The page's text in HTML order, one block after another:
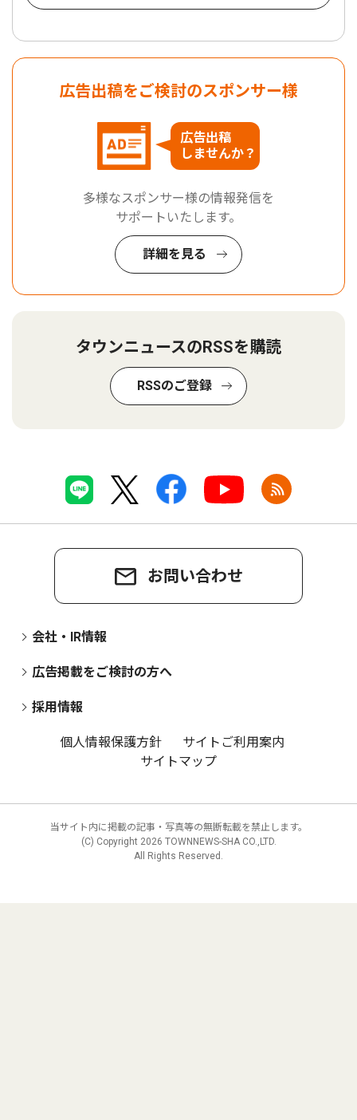
広告出稿をご検討のスポンサー様
広告出稿
しませんか？
多様なスポンサー様の情報発信を
サポートいたします。
詳細を見る
タウンニュースのRSSを購読
RSSのご登録
お問い合わせ
会社・IR情報
広告掲載をご検討の方へ
採用情報
個人情報保護方針
サイトご利用案内
サイトマップ
当サイト内に掲載の記事・写真等の無断転載を禁止します。
(C) Copyright 2026 TOWNNEWS-SHA CO.,LTD.
All Rights Reserved.